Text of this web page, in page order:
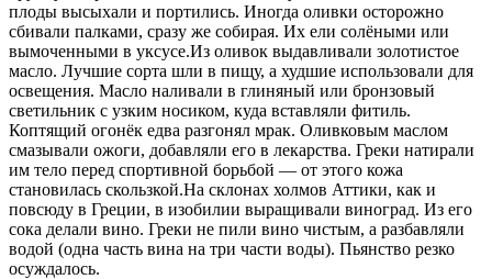
плоды высыхали и портились. Иногда оливки осторожно
сбивали палками, сразу же собирая. Их ели солёными или
вымоченными в уксусе.Из оливок выдавливали золотистое
масло. Лучшие сорта шли в пищу, а худшие использовали для
освещения. Масло наливали в глиняный или бронзовый
светильник с узким носиком, куда вставляли фитиль.
Коптящий огонёк едва разгонял мрак. Оливковым маслом
смазывали ожоги, добавляли его в лекарства. Греки натирали
им тело перед спортивной борьбой — от этого кожа
становилась скользкой.На склонах холмов Аттики, как и
повсюду в Греции, в изобилии выращивали виноград. Из его
сока делали вино. Греки не пили вино чистым, а разбавляли
водой (одна часть вина на три части воды). Пьянство резко
осуждалось.